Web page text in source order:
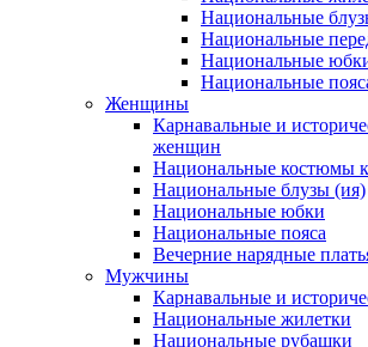
Национальные
Национальные
Национальные
Национальные
Женщины
Карнавальные и
женщин
Национальные костюмы
Национальные блузы (ия)
Национальные юбки
Национальные пояса
Вечерние нарядные
Мужчины
Карнавальные и
Национальные жилетки
Национальные рубашки